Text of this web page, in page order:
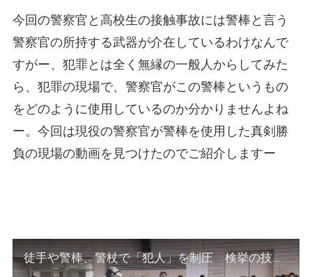
今回の警察官と高校生の接触事故には警棒と言う
警察官の所持する武器が介在しているわけなんで
すがー、犯罪とは全く無縁の一般人からしてみた
ら、犯罪の現場で、警察官がこの警棒というもの
をどのように使用しているのか分かりませんよね
ー。今回は現役の警察官が警棒を使用した真剣勝
負の現場の動画を見つけたのでご紹介しますー
徒手や警棒、警杖で「犯人」を制圧 検挙の技を競う逮捕術大会 香川県警